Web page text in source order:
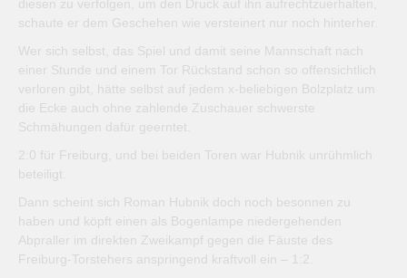
diesen zu verfolgen, um den Druck auf ihn aufrechtzuerhalten,
schaute er dem Geschehen wie versteinert nur noch hinterher.
Wer sich selbst, das Spiel und damit seine Mannschaft nach
einer Stunde und einem Tor Rückstand schon so offensichtlich
verloren gibt, hätte selbst auf jedem x-beliebigen Bolzplatz um
die Ecke auch ohne zahlende Zuschauer schwerste
Schmähungen dafür geerntet.
2:0 für Freiburg, und bei beiden Toren war Hubnik unrühmlich
beteiligt.
Dann scheint sich Roman Hubnik doch noch besonnen zu
haben und köpft einen als Bogenlampe niedergehenden
Abpraller im direkten Zweikampf gegen die Fäuste des
Freiburg-Torstehers anspringend kraftvoll ein – 1:2.